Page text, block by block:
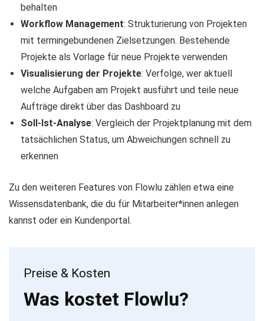
behalten
Workflow Management: Strukturierung von Projekten
mit termingebundenen Zielsetzungen. Bestehende
Projekte als Vorlage für neue Projekte verwenden
Visualisierung der Projekte: Verfolge, wer aktuell
welche Aufgaben am Projekt ausführt und teile neue
Aufträge direkt über das Dashboard zu
Soll-Ist-Analyse: Vergleich der Projektplanung mit dem
tatsächlichen Status, um Abweichungen schnell zu
erkennen
Zu den weiteren Features von Flowlu zählen etwa eine
Wissensdatenbank, die du für Mitarbeiter*innen anlegen
kannst oder ein Kundenportal.
Preise & Kosten
Was kostet Flowlu?